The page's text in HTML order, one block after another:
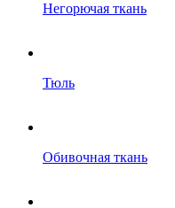
Негорючая ткань
Тюль
Обивочная ткань